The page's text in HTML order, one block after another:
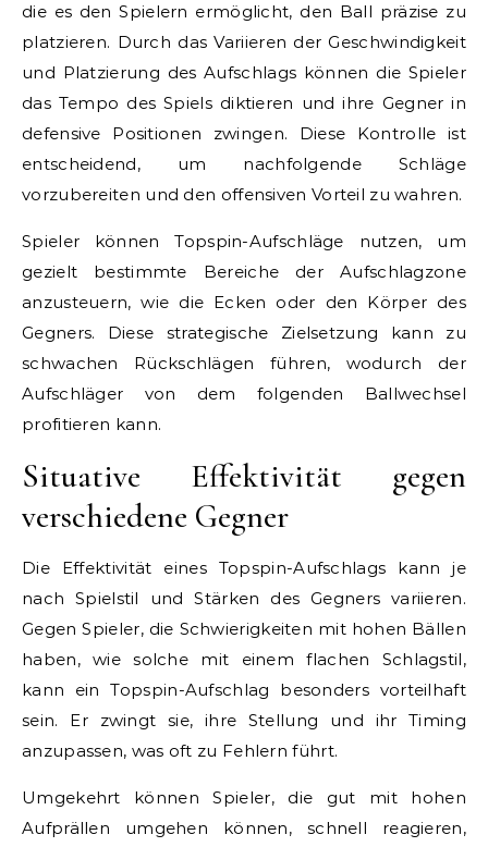
die es den Spielern ermöglicht, den Ball präzise zu
platzieren. Durch das Variieren der Geschwindigkeit
und Platzierung des Aufschlags können die Spieler
das Tempo des Spiels diktieren und ihre Gegner in
defensive Positionen zwingen. Diese Kontrolle ist
entscheidend, um nachfolgende Schläge
vorzubereiten und den offensiven Vorteil zu wahren.
Spieler können Topspin-Aufschläge nutzen, um
gezielt bestimmte Bereiche der Aufschlagzone
anzusteuern, wie die Ecken oder den Körper des
Gegners. Diese strategische Zielsetzung kann zu
schwachen Rückschlägen führen, wodurch der
Aufschläger von dem folgenden Ballwechsel
profitieren kann.
Situative Effektivität gegen
verschiedene Gegner
Die Effektivität eines Topspin-Aufschlags kann je
nach Spielstil und Stärken des Gegners variieren.
Gegen Spieler, die Schwierigkeiten mit hohen Bällen
haben, wie solche mit einem flachen Schlagstil,
kann ein Topspin-Aufschlag besonders vorteilhaft
sein. Er zwingt sie, ihre Stellung und ihr Timing
anzupassen, was oft zu Fehlern führt.
Umgekehrt können Spieler, die gut mit hohen
Aufprällen umgehen können, schnell reagieren,